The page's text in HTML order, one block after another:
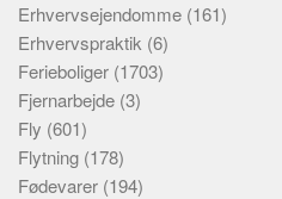
Erhvervsejendomme (161)
Erhvervspraktik (6)
Ferieboliger (1703)
Fjernarbejde (3)
Fly (601)
Flytning (178)
Fødevarer (194)